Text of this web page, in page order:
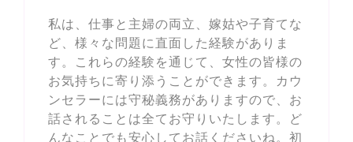
私は、仕事と主婦の両立、嫁姑や子育てな
ど、様々な問題に直面した経験がありま
す。これらの経験を通じて、女性の皆様の
お気持ちに寄り添うことができます。カウ
ンセラーには守秘義務がありますので、お
話されることは全てお守りいたします。ど
んなことでも安心してお話くださいね。初